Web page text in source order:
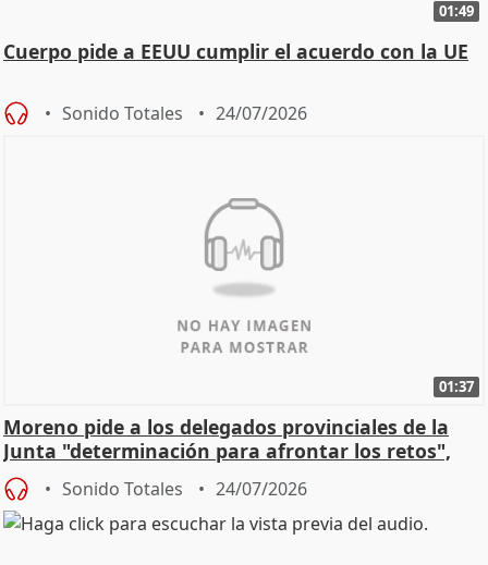
01:49
Cuerpo pide a EEUU cumplir el acuerdo con la UE
Sonido Totales 24/07/2026
01:37
Moreno pide a los delegados provinciales de la
Junta "determinación para afrontar los retos",
diálog
Sonido Totales 24/07/2026